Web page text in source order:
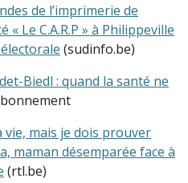
de l’imprimerie de
Le C.A.R.P » à Philippeville
(sudinfo.be)
Biedl : quand la santé ne
vie, mais je dois prouver
maman désemparée face à
(rtl.be)